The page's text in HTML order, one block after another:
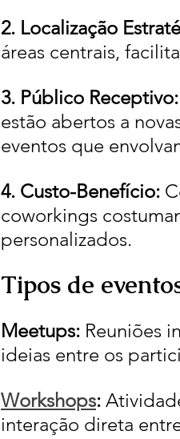
2. Localização
áreas centrais,
3. Público Receptivo:
estão abertos a
eventos que
4. Custo-Benefício:
coworkings
personalizados.
Tipos de
Meetups: Reuniões
ideias entre os
Workshops:
interação direta